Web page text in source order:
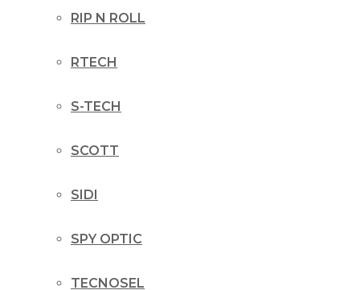
RIP N ROLL
RTECH
S-TECH
SCOTT
SIDI
SPY OPTIC
TECNOSEL